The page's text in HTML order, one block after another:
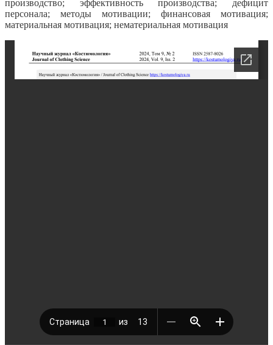
производство; эффективность производства; дефицит
персонала; методы мотивации; финансовая мотивация;
материальная мотивация; нематериальная мотивация